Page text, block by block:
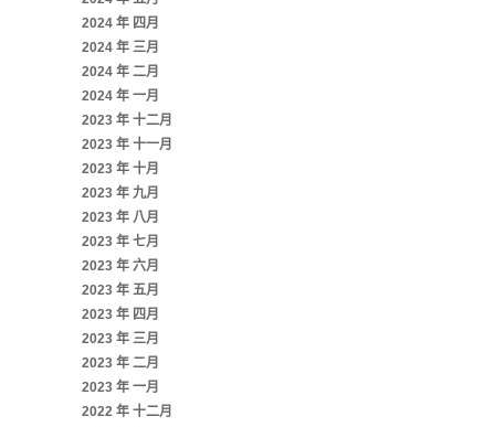
2024 年 四月
2024 年 三月
2024 年 二月
2024 年 一月
2023 年 十二月
2023 年 十一月
2023 年 十月
2023 年 九月
2023 年 八月
2023 年 七月
2023 年 六月
2023 年 五月
2023 年 四月
2023 年 三月
2023 年 二月
2023 年 一月
2022 年 十二月